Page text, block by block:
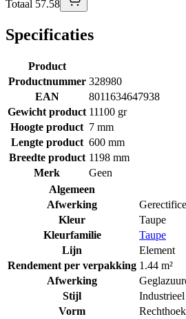
Totaal 57.58
Specificaties
Product
Productnummer 328980
EAN
8011634647938
Gewicht product 11100 gr
Hoogte product 7 mm
Lengte product 600 mm
Breedte product 1198 mm
Merk
Geen
Algemeen
Afwerking
Kleur
Taupe
Kleurfamilie
Taupe
Lijn
Element
Rendement per verpakking 1.44 m²
Afwerking
Stijl
Industrieel
Vorm
Rechthoek